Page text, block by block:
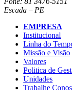
Escada – PE
EMPRESA
Institucional
Linha do
Missão e Visão
Valores
Politica de
Unidades
Trabalhe